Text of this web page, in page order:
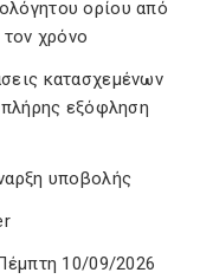
ορίου από
χρόνο
κατασχεμένων
πλήρης εξόφληση
υποβολής
10/09/2026